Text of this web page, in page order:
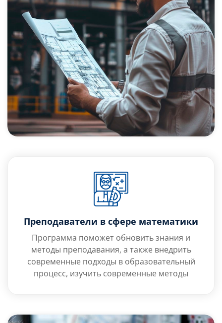
Преподаватели в сфере математики
Программа поможет обновить знания и
методы преподавания, а также внедрить
современные подходы в образовательный
процесс, изучить современные методы